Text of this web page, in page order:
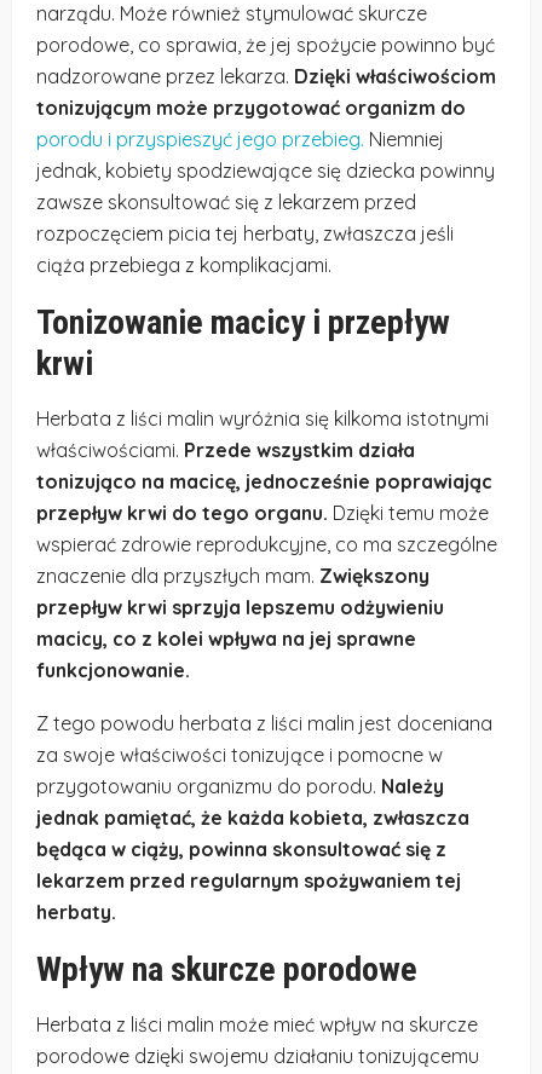
narządu. Może również stymulować skurcze
porodowe, co sprawia, że jej spożycie powinno być
nadzorowane przez lekarza. Dzięki właściwościom
tonizującym może przygotować organizm do
porodu i przyspieszyć jego przebieg. Niemniej
jednak, kobiety spodziewające się dziecka powinny
zawsze skonsultować się z lekarzem przed
rozpoczęciem picia tej herbaty, zwłaszcza jeśli
ciąża przebiega z komplikacjami.
Tonizowanie macicy i przepływ
krwi
Herbata z liści malin wyróżnia się kilkoma istotnymi
właściwościami. Przede wszystkim działa
tonizująco na macicę, jednocześnie poprawiając
przepływ krwi do tego organu. Dzięki temu może
wspierać zdrowie reprodukcyjne, co ma szczególne
znaczenie dla przyszłych mam. Zwiększony
przepływ krwi sprzyja lepszemu odżywieniu
macicy, co z kolei wpływa na jej sprawne
funkcjonowanie.
Z tego powodu herbata z liści malin jest doceniana
za swoje właściwości tonizujące i pomocne w
przygotowaniu organizmu do porodu. Należy
jednak pamiętać, że każda kobieta, zwłaszcza
będąca w ciąży, powinna skonsultować się z
lekarzem przed regularnym spożywaniem tej
herbaty.
Wpływ na skurcze porodowe
Herbata z liści malin może mieć wpływ na skurcze
porodowe dzięki swojemu działaniu tonizującemu